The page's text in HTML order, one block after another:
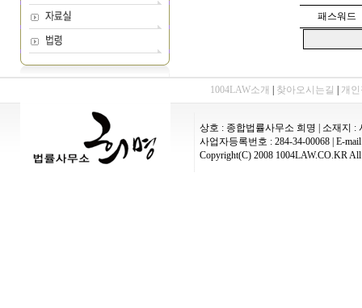
패스워드
1004LAW소개 찾아오시는길 개
상호 : 종합법률사무소 희명 | 소재지 :
사업자등록번호 : 284-34-00068 | E-
Copyright(C) 2008 1004LAW.CO.KR All